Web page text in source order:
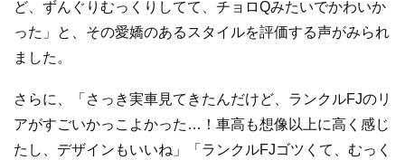
ど、ずんぐりむっくりしてて、チョロQみたいでかわいか
った」と、その愛嬌のあるスタイルを評価する声がみられ
ました。
さらに、「さっき実車見てきたんだけど、ランクルFJのリ
アがすごいかっこよかった…！車高も想像以上に高く感じ
たし、デザインもいいね」「ランクルFJゴツくて、むっく